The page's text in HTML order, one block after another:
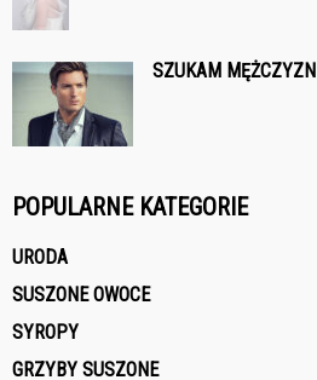
SZUKAM MĘŻCZYZN
POPULARNE KATEGORIE
URODA
SUSZONE OWOCE
SYROPY
GRZYBY SUSZONE